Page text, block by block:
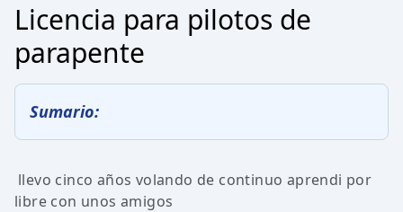
Licencia para pilotos de
parapente
Sumario:
llevo cinco años volando de continuo aprendi por
libre con unos amigos